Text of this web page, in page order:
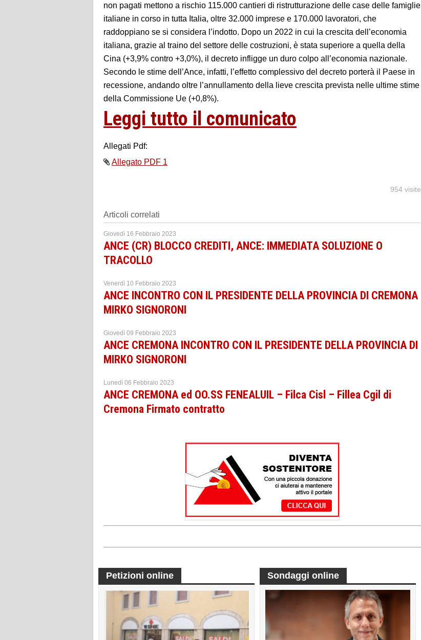
non pagati mettono a rischio 115.000 cantieri di ristrutturazione delle case delle famiglie
italiane in corso in tutta Italia, oltre 32.000 imprese e 170.000 lavoratori, che
raddoppiano se si considera l’indotto. Dopo un 2022 in cui la crescita dell’economia
italiana, grazie al traino del settore delle costruzioni, è stata superiore a quella della
Cina (+3,9% contro +3,0%), il decreto infligge un duro colpo all’economia nazionale.
Secondo le stime dell’Ance, infatti, l’effetto complessivo del decreto porterà il Paese in
recessione, andando oltre l’annullamento della lieve crescita prevista nelle ultime stime
della Commissione Ue (+0,8%).
Leggi tutto il comunicato
Allegati Pdf:
Allegato PDF 1
954 visite
Articoli correlati
Giovedì 16 Febbraio 2023
ANCE (CR) BLOCCO CREDITI, ANCE: IMMEDIATA SOLUZIONE O
TRACOLLO
Venerdì 10 Febbraio 2023
ANCE INCONTRO CON IL PRESIDENTE DELLA PROVINCIA DI CREMONA
MIRKO SIGNORONI
Giovedì 09 Febbraio 2023
ANCE CREMONA INCONTRO CON IL PRESIDENTE DELLA PROVINCIA DI
MIRKO SIGNORONI
Lunedì 06 Febbraio 2023
ANCE CREMONA ed OO.SS FENEALUIL – Filca Cisl – Fillea Cgil di
Cremona Firmato contratto
Petizioni online Sondaggi online